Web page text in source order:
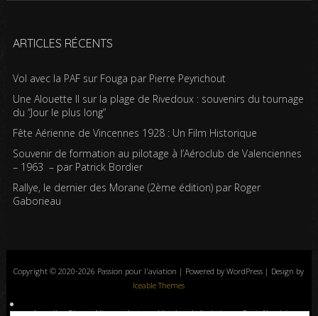
ARTICLES RÉCENTS
Vol avec la PAF sur Fouga par Pierre Peyrichout
Une Alouette II sur la plage de Rivedoux : souvenirs du tournage
du “Jour le plus long”
Fête Aérienne de Vincennes 1928 : Un Film Historique
Souvenir de formation au pilotage à l’Aéroclub de Valenciennes
– 1963 – par Patrick Bordier
Rallye, le dernier des Morane (2ème édition) par Roger
Gaborieau
Copyright © 2020-2026 Passion pour l'aviation | Powered by WordPress | Design by
Iceable Themes
Accueil Blog Albums photos Histoires de l’aviation Contrôle aérien